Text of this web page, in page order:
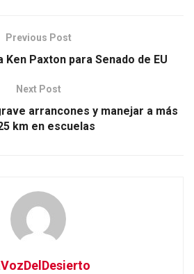
Previous Post
Ken Paxton para Senado de EU
Next Post
arrancones y manejar a más
km en escuelas